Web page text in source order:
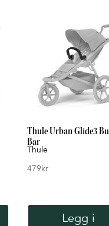
Thule Urban Glide3
Bar
Thule
479kr
Legg i